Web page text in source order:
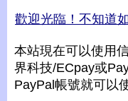
歡迎光臨！不知道
本站現在可以使用
界科技/ECpay或
PayPal帳號就可以